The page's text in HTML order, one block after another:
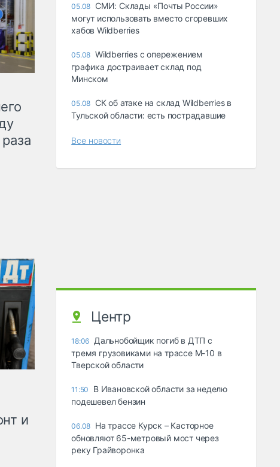
и
05.08 СМИ: Склады «Почты России»
могут использовать вместо сгоревших
хабов Wildberries
05.08 Wildberries с опережением
графика достраивает склад под
Минском
05.08 СК об атаке на склад Wildberries в
Тульской области: есть пострадавшие
Все новости
Центр
18:06 Дальнобойщик погиб в ДТП с
тремя грузовиками на трассе М-10 в
Тверской области
11:50
В Ивановской области за неделю
подешевел бензин
06.08 На трассе Курск – Касторное
обновляют 65-метровый мост через
реку Грайворонка